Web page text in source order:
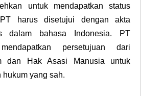
untuk mendapatkan status
harus disetujui dengan akta
dalam bahasa Indonesia. PT
persetujuan dari
dan Hak Asasi Manusia untuk
yang sah.